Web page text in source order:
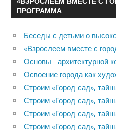
ПРОГРАММА
Беседы с детьми о
«Взрослеем вместе с
Основы архитектурной
Освоение города как
Строим «Город-сад»,
Строим «Город-сад»,
Строим «Город-сад»,
Строим «Город-сад»,